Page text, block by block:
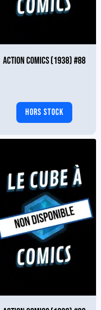
ACTION COMICS (1938) #88
HORS STOCK